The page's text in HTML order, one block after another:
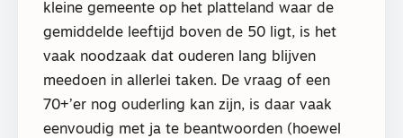
kleine gemeente op het platteland waar de
gemiddelde leeftijd boven de 50 ligt, is het
vaak noodzaak dat ouderen lang blijven
meedoen in allerlei taken. De vraag of een
70+’er nog ouderling kan zijn, is daar vaak
eenvoudig met ja te beantwoorden (hoewel